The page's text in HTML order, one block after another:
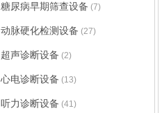
糖尿病早期筛查设备 (7)
动脉硬化检测设备 (27)
超声诊断设备 (2)
心电诊断设备 (13)
听力诊断设备 (41)